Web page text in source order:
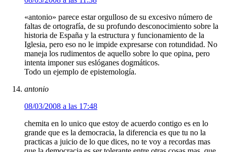
«antonio» parece estar orgulloso de su excesivo número de
faltas de ortografía, de su profundo desconocimiento sobre la
historia de España y la estructura y funcionamiento de la
Iglesia, pero eso no le impide expresarse con rotundidad. No
maneja los rudimentos de aquello sobre lo que opina, pero
intenta imponer sus eslóganes dogmáticos.
Todo un ejemplo de epistemología.
antonio
08/03/2008 a las 17:48
chemita en lo unico que estoy de acuerdo contigo es en lo
grande que es la democracia, la diferencia es que tu no la
practicas a juicio de lo que dices, no te voy a recordas mas